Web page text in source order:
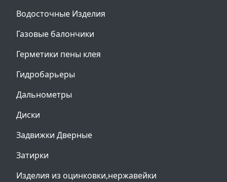
Водосточные Изделия
Газовые балончики
Герметики пены клея
Гидробарьеры
Дальнометры
Диски
Задвижки Дверные
Затирки
Изделия из оцинковки,нержавейки